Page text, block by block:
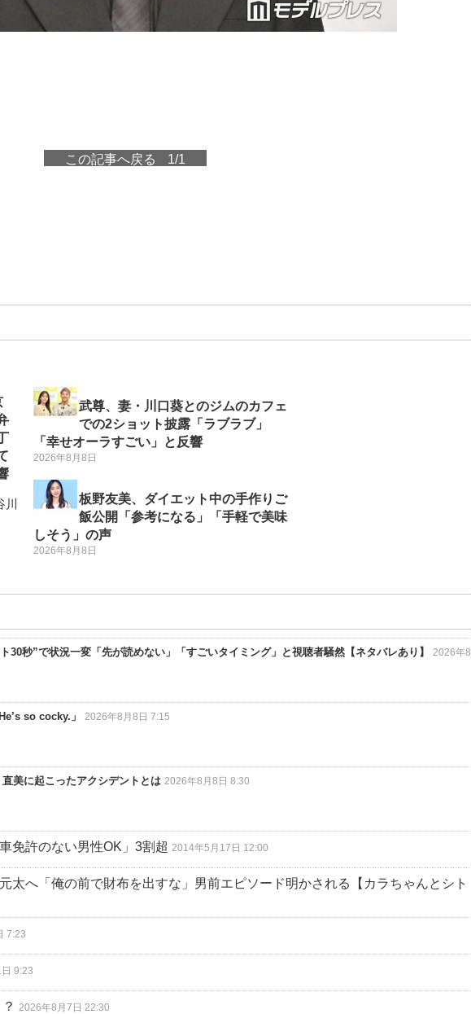
この記事へ戻る 1/1
武尊、妻・川口葵とのジムのカフェ
での2ショット披露「ラブラブ」
「幸せオーラすごい」と反響
2026年8月8日
板野友美、ダイエット中の手作りご
飯公開「参考になる」「手軽で美味
しそう」の声
2026年8月8日
30秒”で状況一変「先が読めない」「すごいタイミング」と視聴者騒然【ネタバレあり】
2026年8
so cocky.」 2026年8月8日 7:15
直美に起こったアクシデントとは 2026年8月8日 8:30
免許のない男性OK」3割超 2014年5月17日 12:00
太へ「俺の前で財布を出すな」男前エピソード明かされる【カラちゃんとシト
7:23
9:23
2026年8月7日 22:30